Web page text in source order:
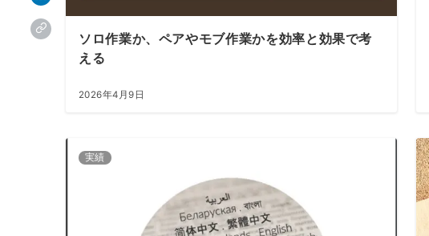
ソロ作業か、ペアやモブ作業かを効率と効果で考
える
2026年4月9日
実績